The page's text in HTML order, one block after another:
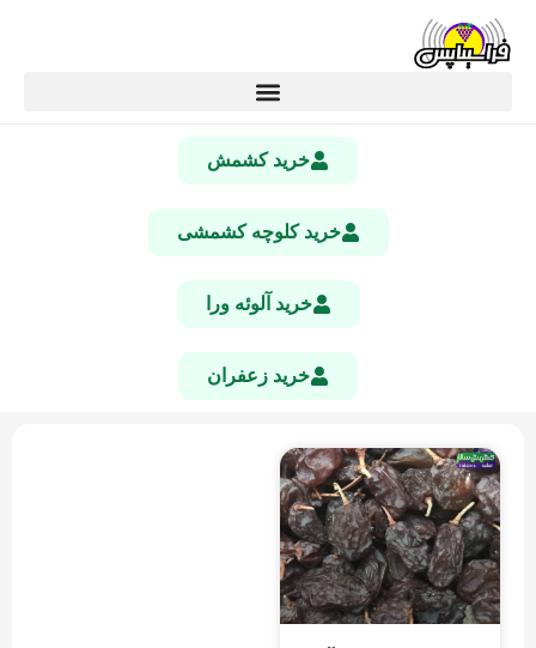
خرید کشمش
خرید کلوچه کشمشی
خرید آلوئه ورا
خرید زعفران